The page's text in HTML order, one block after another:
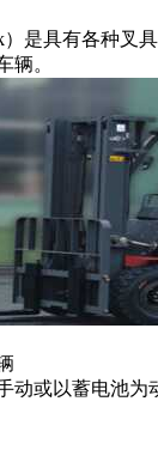
是具有各种叉
辆。
动或以蓄电池为